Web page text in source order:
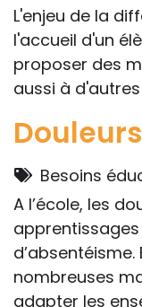
L'enjeu de la
l'accueil d'un
proposer des
aussi à
Douleurs
Besoins
A l’école, les
nombreuses
adapter les